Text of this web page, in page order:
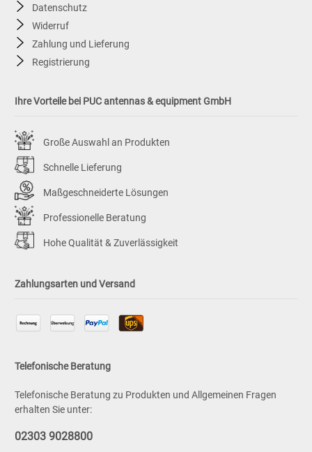
Datenschutz
Widerruf
Zahlung und Lieferung
Registrierung
Ihre Vorteile bei PUC antennas & equipment GmbH
Große Auswahl an Produkten
Schnelle Lieferung
Maßgeschneiderte Lösungen
Professionelle Beratung
Hohe Qualität & Zuverlässigkeit
Zahlungsarten und Versand
Telefonische Beratung
Telefonische Beratung zu Produkten und Allgemeinen Fragen
erhalten Sie unter:
02303 9028800